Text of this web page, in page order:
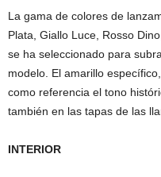
La gama de colores de
Plata, Giallo Luce, Rosso
se ha seleccionado para
modelo. El amarillo
como referencia el tono
también en las tapas de las
INTERIOR